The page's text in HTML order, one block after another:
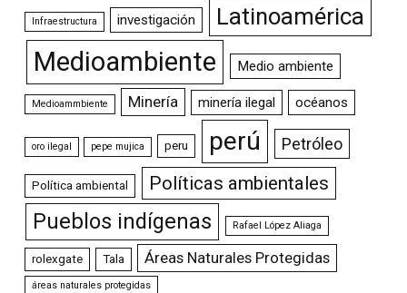
Infraestructura investigación Latinoamérica
Medioambiente Medio ambiente
Medioammbiente Minería minería ilegal océanos
oro ilegal pepe mujica peru perú Petróleo
Política ambiental Políticas ambientales
Pueblos indígenas Rafael López Aliaga
rolexgate Tala Áreas Naturales Protegidas
áreas naturales protegidas